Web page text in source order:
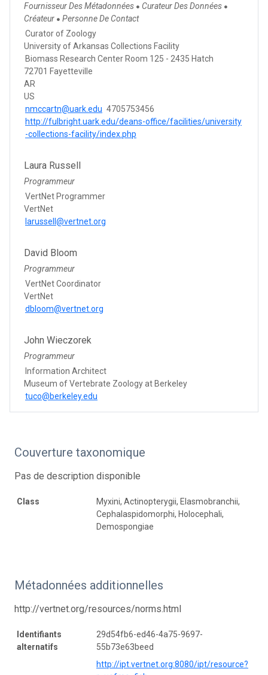
Fournisseur Des Métadonnées ● Curateur Des Données ●
Créateur ● Personne De Contact
Curator of Zoology
University of Arkansas Collections Facility
Biomass Research Center Room 125 - 2435 Hatch
72701 Fayetteville
AR
US
nmccartn@uark.edu 4705753456
http://fulbright.uark.edu/deans-office/facilities/university
-collections-facility/index.php
Laura Russell
Programmeur
VertNet Programmer
VertNet
larussell@vertnet.org
David Bloom
Programmeur
VertNet Coordinator
VertNet
dbloom@vertnet.org
John Wieczorek
Programmeur
Information Architect
Museum of Vertebrate Zoology at Berkeley
tuco@berkeley.edu
Couverture taxonomique
Pas de description disponible
Class
Myxini, Actinopterygii, Elasmobranchii,
Cephalaspidomorphi, Holocephali,
Demospongiae
Métadonnées additionnelles
http://vertnet.org/resources/norms.html
Identifiants
alternatifs
29d54fb6-ed46-4a75-9697-
55b73e63beed
http://ipt.vertnet.org:8080/ipt/resource?